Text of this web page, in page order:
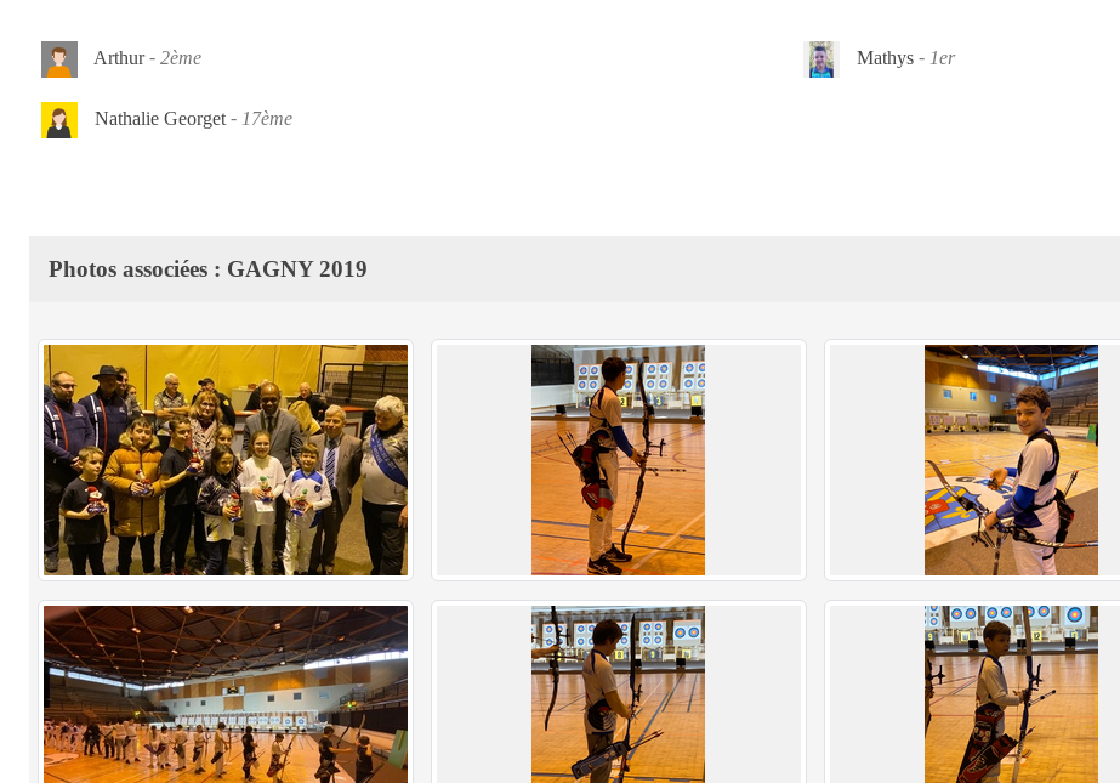
Arthur 2ème Mathys 1er
Nathalie Georget 17ème
Photos associées : GAGNY 2019